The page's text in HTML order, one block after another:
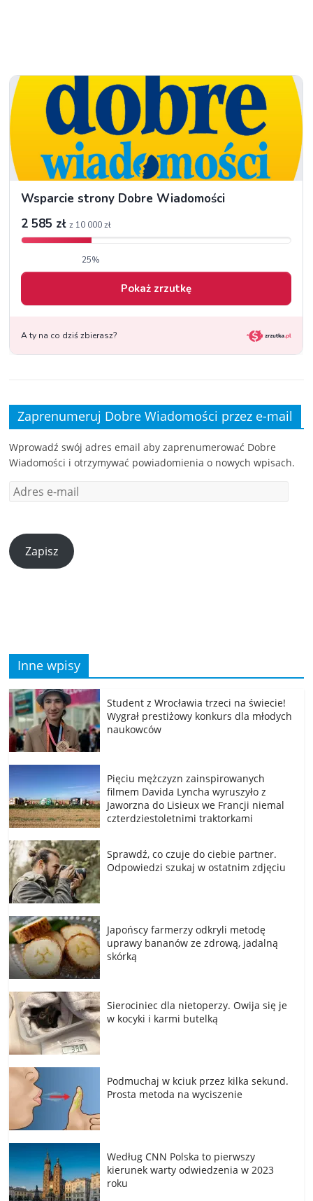
Zaprenumeruj Dobre Wiadomości przez e-mail
Wprowadź swój adres email aby zaprenumerować Dobre
Wiadomości i otrzymywać powiadomienia o nowych wpisach.
Zapisz
Inne wpisy
Student z Wrocławia trzeci na świecie!
Wygrał prestiżowy konkurs dla młodych
naukowców
Pięciu mężczyzn zainspirowanych
filmem Davida Lyncha wyruszyło z
Jaworzna do Lisieux we Francji niemal
czterdziestoletnimi traktorkami
Sprawdź, co czuje do ciebie partner.
Odpowiedzi szukaj w ostatnim zdjęciu
Japońscy farmerzy odkryli metodę
uprawy bananów ze zdrową, jadalną
skórką
Sierociniec dla nietoperzy. Owija się je
w kocyki i karmi butelką
Podmuchaj w kciuk przez kilka sekund.
Prosta metoda na wyciszenie
Według CNN Polska to pierwszy
kierunek warty odwiedzenia w 2023
roku